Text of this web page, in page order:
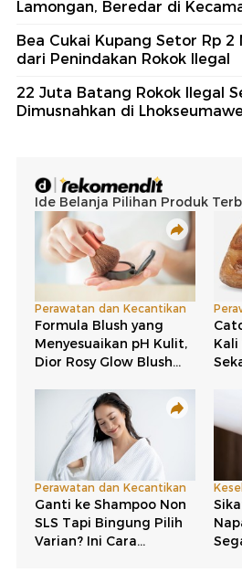
Lamongan, Beredar di
Bea Cukai Kupang Setor Rp 2
dari Penindakan Rokok Ilegal
22 Juta Batang Rokok Ilegal
Dimusnahkan di